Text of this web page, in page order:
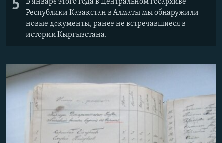
5
В январе этого года в Центральном госархиве
Республики Казакстан в Алматы мы обнаружили
новые документы, ранее не встречавшиеся в
истории Кыргызстана.